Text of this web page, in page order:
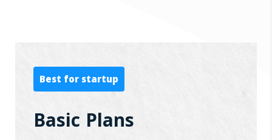
Best for startup
Basic Plans